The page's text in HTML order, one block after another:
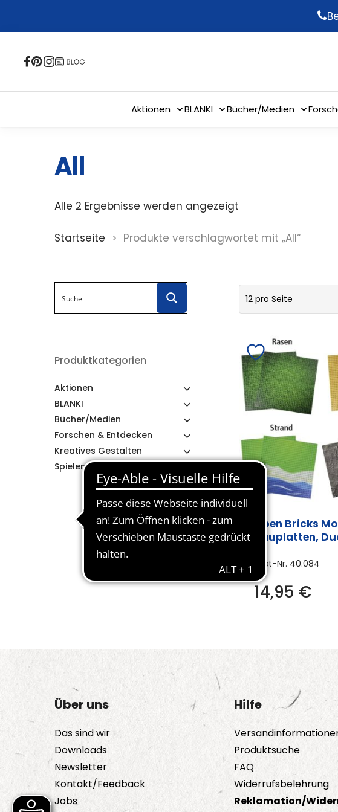
content
Aktionen BLANKI Bücher/Medien
All
Alle 2 Ergebnisse werden angezeigt
Startseite Produkte verschlagwortet mit „All“
Produktkategorien
Aktionen
BLANKI
Bücher/Medien
Forschen & Entdecken
Kreatives Gestalten
Spielen & Lernen
12 pro Seite
Open Bricks
Bauplatten,
Best-Nr. 40.084
14,95 €
Über uns
Das sind wir
Downloads
Newsletter
Kontakt/Feedback
Jobs
Hilfe
Produktsuche
FAQ
Widerrufsbelehrung
Reklamation/